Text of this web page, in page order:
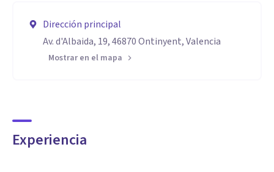
Dirección principal
Av. d'Albaida, 19, 46870 Ontinyent, Valencia
Mostrar en el mapa
Experiencia